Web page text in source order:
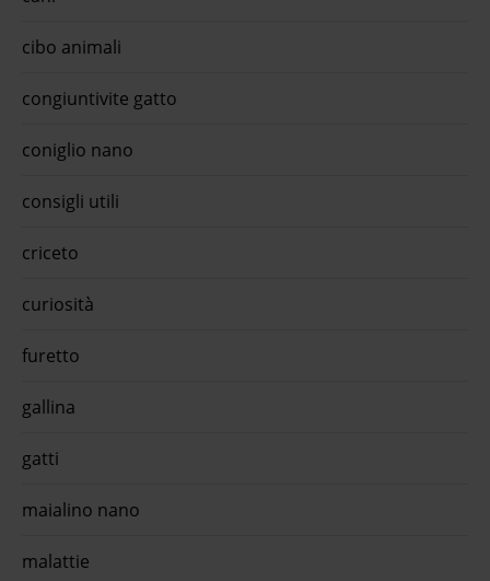
cibo animali
congiuntivite gatto
coniglio nano
consigli utili
criceto
curiosità
furetto
gallina
gatti
maialino nano
malattie